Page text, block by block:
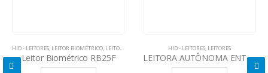
HID - LEITORES, LEITOR BIOMÉTRICO, LEITORES LEITORES SIGNO
Leitor Biométrico RB25F
HID - LEITORES, LEITORES
LEITORA AUTÔNOMA ENTRYPROX™